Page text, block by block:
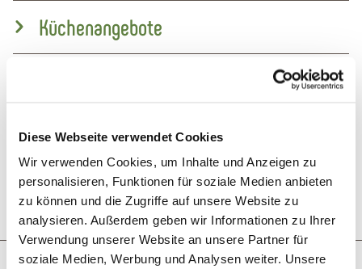
Diese Webseite verwendet Cookies
Wir verwenden Cookies, um Inhalte und Anzeigen zu
personalisieren, Funktionen für soziale Medien anbieten
zu können und die Zugriffe auf unsere Website zu
analysieren. Außerdem geben wir Informationen zu Ihrer
Verwendung unserer Website an unsere Partner für
soziale Medien, Werbung und Analysen weiter. Unsere
Küchenangebote
Spezialitäten
Ruhetage